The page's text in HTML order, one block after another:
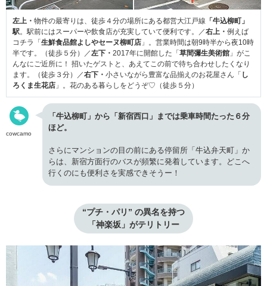
左上・ 物件の最寄りは、徒歩４分の場所にある都営大江戸線 「牛込柳町」
駅。駅前にはスーパーや飲食店が充実していて便利です。／右上・ 例えば
コチラ「 生鮮食品館よしやセーヌ柳町店 」。営業時間は朝9時半から夜10時
半です。（徒歩５分）／左下・ 2017年に開館した「 草間彌生美術館 」がこ
んなにご近所に！ 招いたゲストと、あえてこの前で待ち合わせしたくなり
ます。（徒歩３分）／右下・ 小さいながら豊富な品揃えのお花屋さん「 し
ろくま生花店 」。花のある暮らしをどうぞ♡（徒歩５分）
cowcamo
「牛込柳町」から「新宿西口」までは乗車時間たった６分
ほど。
さらにマンションの目の前にある停留所「牛込弁天町」か
らは、新宿方面行のバスが頻繁に発着しています。どこへ
行くのにも便利さを実感できそうー！
“プチ・パリ” の異名を持つ
「神楽坂」がテリトリー